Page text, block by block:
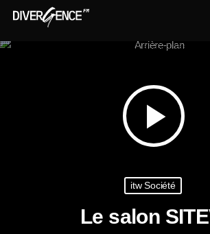
play_arrow
itw Société
Le salon